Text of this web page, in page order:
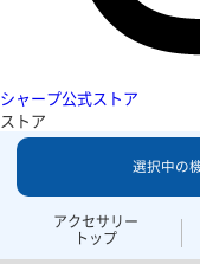
シャープ公式ストア
ストア
アクセサリー
トップ
選択中の